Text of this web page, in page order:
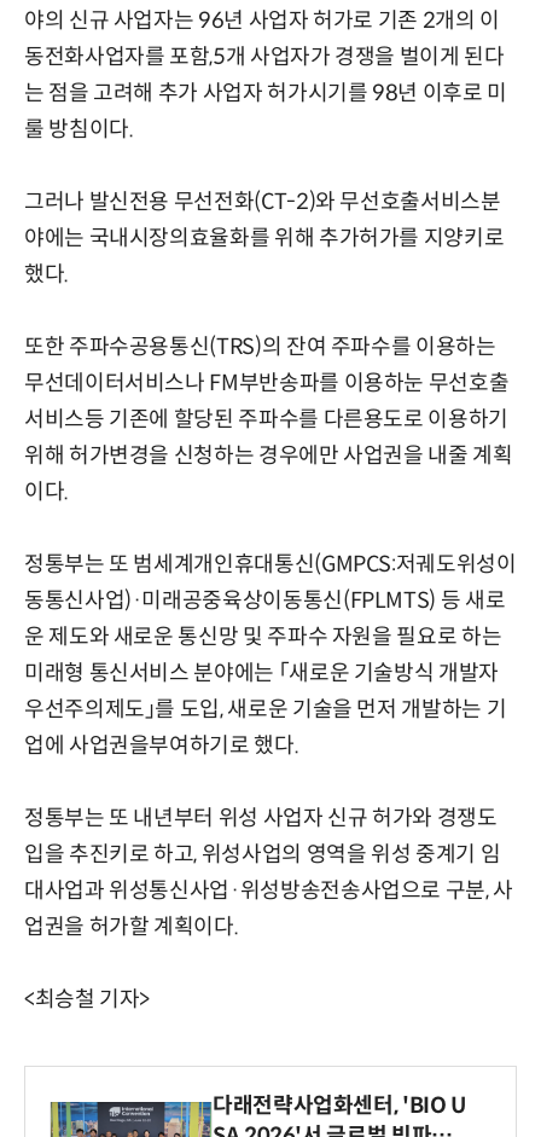
야의 신규 사업자는 96년 사업자 허가로 기존 2개의 이
동전화사업자를 포함,5개 사업자가 경쟁을 벌이게 된다
는 점을 고려해 추가 사업자 허가시기를 98년 이후로 미
룰 방침이다.
그러나 발신전용 무선전화(CT-2)와 무선호출서비스분
야에는 국내시장의효율화를 위해 추가허가를 지양키로
했다.
또한 주파수공용통신(TRS)의 잔여 주파수를 이용하는
무선데이터서비스나 FM부반송파를 이용하눈 무선호출
서비스등 기존에 할당된 주파수를 다른용도로 이용하기
위해 허가변경을 신청하는 경우에만 사업권을 내줄 계획
이다.
정통부는 또 범세계개인휴대통신(GMPCS:저궤도위성이
동통신사업)·미래공중육상이동통신(FPLMTS) 등 새로
운 제도와 새로운 통신망 및 주파수 자원을 필요로 하는
미래형 통신서비스 분야에는 「새로운 기술방식 개발자
우선주의제도」를 도입, 새로운 기술을 먼저 개발하는 기
업에 사업권을부여하기로 했다.
정통부는 또 내년부터 위성 사업자 신규 허가와 경쟁도
입을 추진키로 하고, 위성사업의 영역을 위성 중계기 임
대사업과 위성통신사업·위성방송전송사업으로 구분, 사
업권을 허가할 계획이다.
<최승철 기자>
다래전략사업화센터, 'BIO U